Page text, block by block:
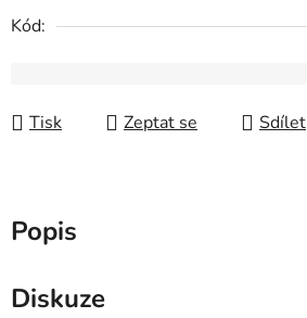
Kód:
Tisk Zeptat se Sdílet
Popis
Diskuze